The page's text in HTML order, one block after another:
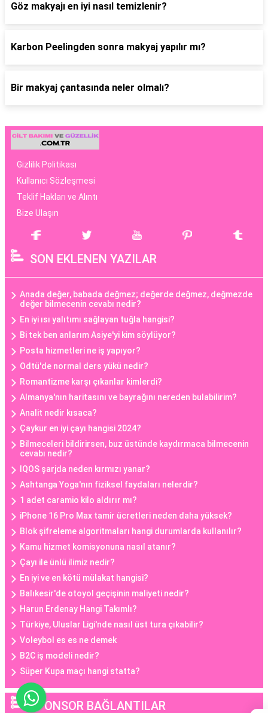
Göz makyajı en iyi nasıl temizlenir?
Karbon Peelingden sonra makyaj yapılır mı?
Bir makyaj çantasında neler olmalı?
Gizlilik Politikası
Kullanıcı Sözleşmesi
Teklif Hakları ve Alıntı
Bize Ulaşın
SON EKLENEN YAZILAR
Anada değer, babada değmez; değerde değmez, değmezde
değer bilmecenin cevabı nedir?
En iyi ısı yalıtımı sağlayan tuğla hangisi?
Bi tek ben anlarım Asiye'yi kim söylüyor?
Posta hizmetleri ne iş yapıyor?
Odtü'de normal ders yükü nedir?
Romantizme karşı çıkanlar kimlerdi?
Almanya'nın haritasını ve bayrağını nereden bulabilirim?
Analit nedir kısaca?
Çaykur en iyi çayı hangisi 2024?
Bilmeceleri bildirirsen, buz üstünde kaydırmaca bilmecenin
cevabı nedir?
IQOS şarjda neden kırmızı yanar?
Ashtanga Yoga'nın fiziksel faydaları nelerdir?
1 adet caramio kilo aldırır mı?
iPhone 16 Pro Max tamir ücretleri neden daha yüksek?
Blok şifreleme algoritmaları hangi durumlarda kullanılır?
Kamu hizmet komisyonuna nasıl atanır?
Çayı ile ünlü ilimiz nedir?
En iyi ve en kötü mülakat hangisi?
Balıkesir'de otoyol geçişinin maliyeti nedir?
Harun Erdenay Hangi Takımlı?
Türkiye, Uluslar Ligi'nde nasıl üst tura çıkabilir?
Voleybol es es ne demek
B2C iş modeli nedir?
Süper Kupa maçı hangi statta?
SPONSOR BAĞLANTILAR